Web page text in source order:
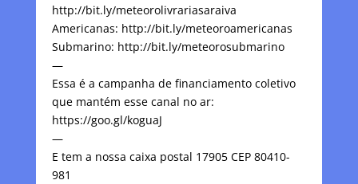
http://bit.ly/meteorolivrariasaraiva
Americanas: http://bit.ly/meteoroamericanas
Submarino: http://bit.ly/meteorosubmarino
—
Essa é a campanha de financiamento coletivo
que mantém esse canal no ar:
https://goo.gl/koguaJ
—
E tem a nossa caixa postal 17905 CEP 80410-
981